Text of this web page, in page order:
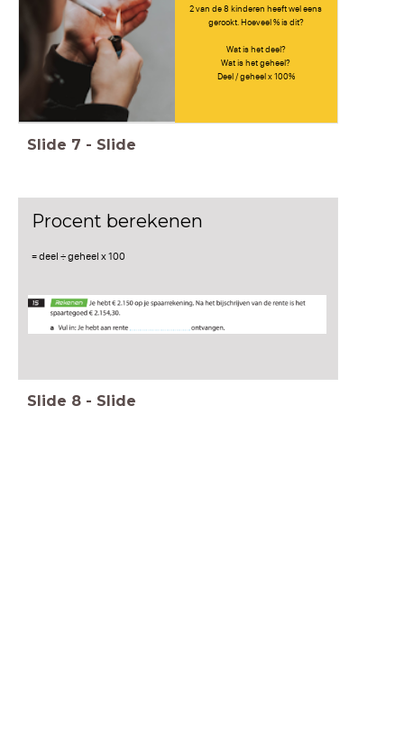
2 van de 8 kinderen heeft wel eens
gerookt. Hoeveel % is dit?
Wat is het deel?
Wat is het geheel?
Deel / geheel x 100%
Slide 7 - Slide
Procent berekenen
= deel ÷ geheel x 100
Slide 8 - Slide